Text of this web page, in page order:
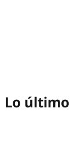
Lo último